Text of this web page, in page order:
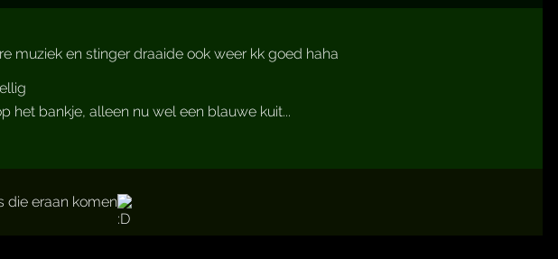
muziek en stinger draaide ook weer kk goed haha
het bankje, alleen nu wel een blauwe kuit...
die eraan komen